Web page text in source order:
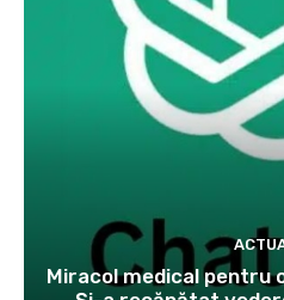
Miracol medical pentru